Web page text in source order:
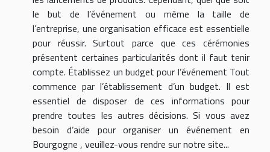
le but de l’événement ou même la taille de
l’entreprise, une organisation efficace est essentielle
pour réussir. Surtout parce que ces cérémonies
présentent certaines particularités dont il faut tenir
compte. Établissez un budget pour l’événement Tout
commence par l’établissement d’un budget. Il est
essentiel de disposer de ces informations pour
prendre toutes les autres décisions. Si vous avez
besoin d’aide pour organiser un événement en
Bourgogne , veuillez-vous rendre sur notre site...